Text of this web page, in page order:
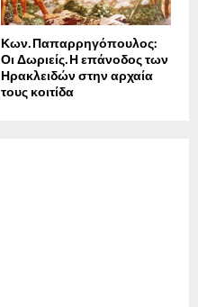
Κων. Παπαρρηγόπουλος:
Οι Δωριείς. Η επάνοδος των
Ηρακλειδών στην αρχαία
τους κοιτίδα